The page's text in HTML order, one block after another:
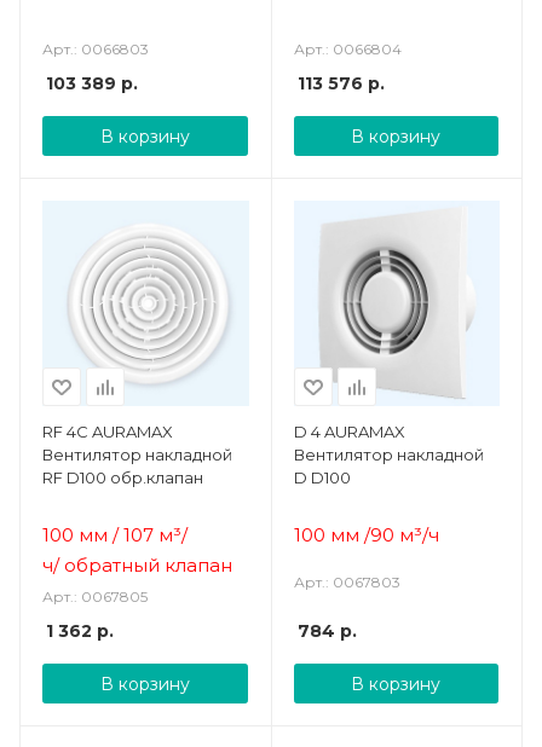
Арт.: 0066803
103 389 р.
В корзину
Арт.: 0066804
113 576 р.
В корзину
RF 4C AURAMAX
Вентилятор накладной
RF D100 обр.клапан
100 мм / 107 м³/
ч/ обратный клапан
Арт.: 0067805
1 362 р.
В корзину
D 4 AURAMAX
Вентилятор накладной
D D100
100 мм /90 м³/ч
Арт.: 0067803
784 р.
В корзину